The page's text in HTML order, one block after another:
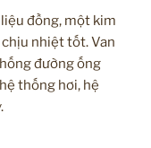
đồng, một kim
chịu nhiệt tốt. Van
đường ống
thống hơi, hệ